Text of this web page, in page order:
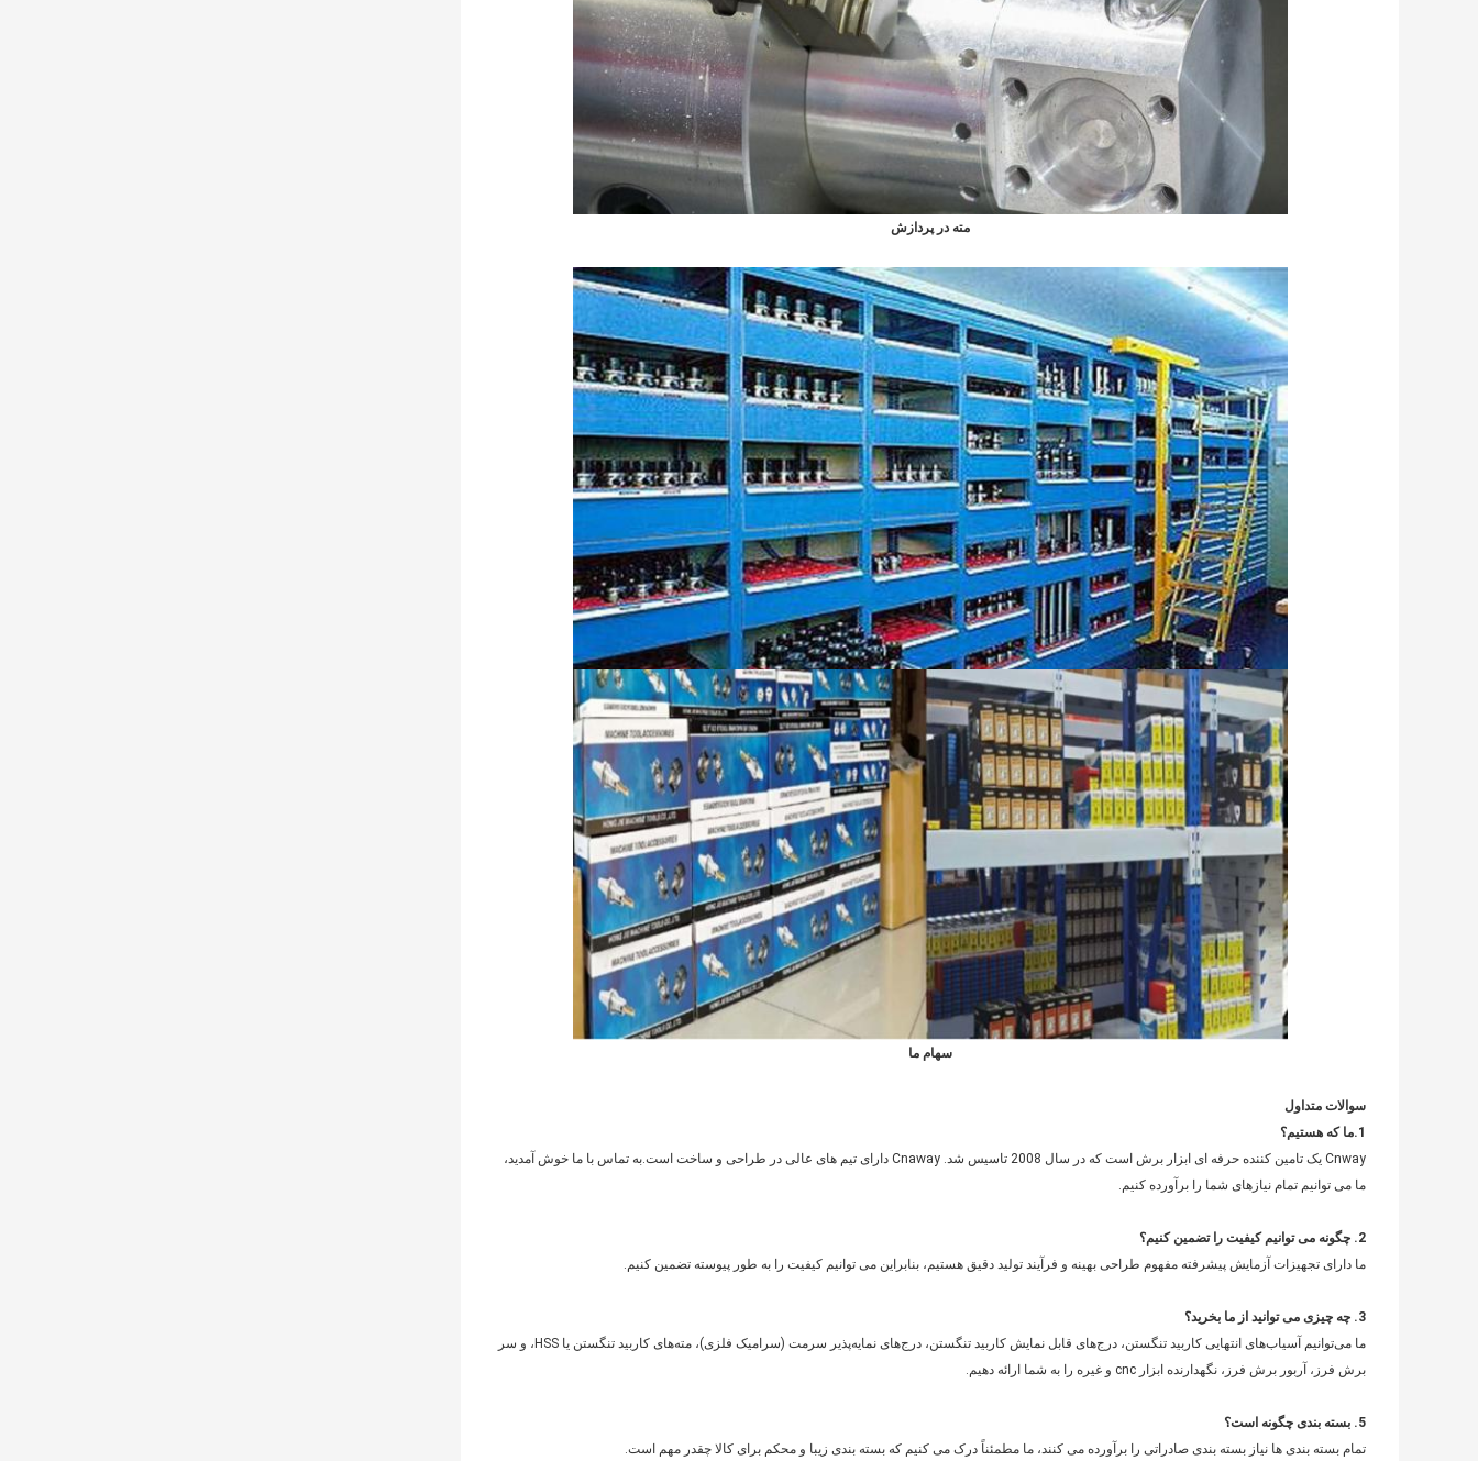
مته در پردازش
سهام ما
سوالات متداول
1. ما که هستیم؟
Cnway یک تامین کننده حرفه ای ابزار برش است که در سال 2008 تاسیس شد. Cnaway دارای تیم های عالی در طراحی و ساخت است.به تماس با ما خوش آمدید،
ما می توانیم تمام نیازهای شما را برآورده کنیم.
2. چگونه می توانیم کیفیت را تضمین کنیم؟
ما دارای تجهیزات آزمایش پیشرفته مفهوم طراحی بهینه و فرآیند تولید دقیق هستیم، بنابراین می توانیم کیفیت را به طور پیوسته تضمین کنیم.
3. چه چیزی می توانید از ما بخرید؟
ما می‌توانیم آسیاب‌های انتهایی کاربید تنگستن، درج‌های قابل نمایش کاربید تنگستن، درج‌های نمایه‌پذیر سرمت (سرامیک فلزی)، مته‌های کاربید تنگستن یا HSS، و سر
برش فرز، آربور برش فرز، نگهدارنده ابزار cnc و غیره را به شما ارائه دهیم.
5. بسته بندی چگونه است؟
تمام بسته بندی ها نیاز بسته بندی صادراتی را برآورده می کنند، ما مطمئناً درک می کنیم که بسته بندی زیبا و محکم برای کالا چقدر مهم است.